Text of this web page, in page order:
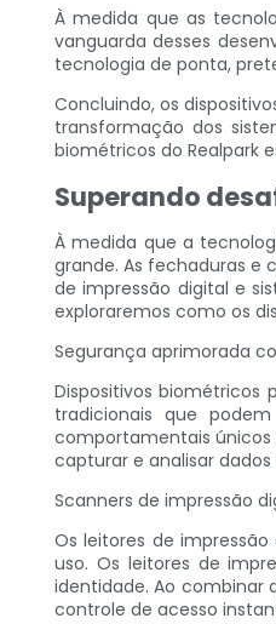
À medida que as
vanguarda desses
tecnologia de ponta,
Concluindo, os
transformação dos
biométricos do Realpark
Superando
À medida que a
grande. As fechaduras e
de impressão digital e
exploraremos como os
Segurança aprimorada
Dispositivos
tradicionais que
comportamentais únicos
capturar e analisar
Scanners de impressão
Os leitores de
uso. Os leitores de
identidade. Ao combinar
controle de acesso